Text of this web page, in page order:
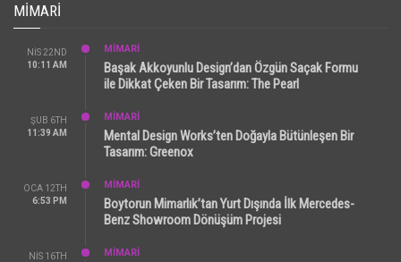
MIMARI
NIS 22ND
10:11 AM
MİMARİ
Başak Akkoyunlu Design’dan Özgün Saçak Formu
ile Dikkat Çeken Bir Tasarım: The Pearl
ŞUB 6TH
11:39 AM
MİMARİ
Mental Design Works’ten Doğayla Bütünleşen Bir
Tasarım: Greenox
OCA 12TH
6:53 PM
MİMARİ
Boytorun Mimarlık’tan Yurt Dışında İlk Mercedes-
Benz Showroom Dönüşüm Projesi
NIS 16TH
MİMARİ